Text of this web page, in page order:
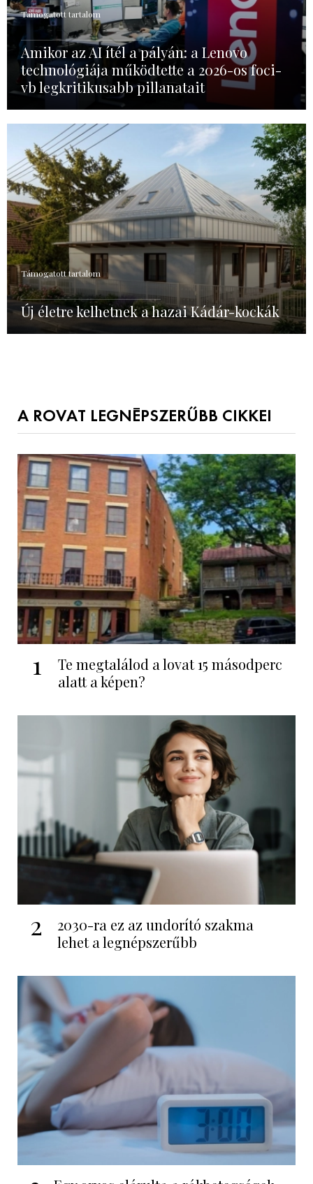
Támogatott tartalom
Amikor az AI ítél a pályán: a Lenovo
technológiája működtette a 2026-os foci-
vb legkritikusabb pillanatait
Támogatott tartalom
Új életre kelhetnek a hazai Kádár-kockák
A ROVAT LEGNÉPSZERŰBB CIKKEI
1
Te megtalálod a lovat 15 másodperc
alatt a képen?
2
2030-ra ez az undorító szakma
lehet a legnépszerűbb